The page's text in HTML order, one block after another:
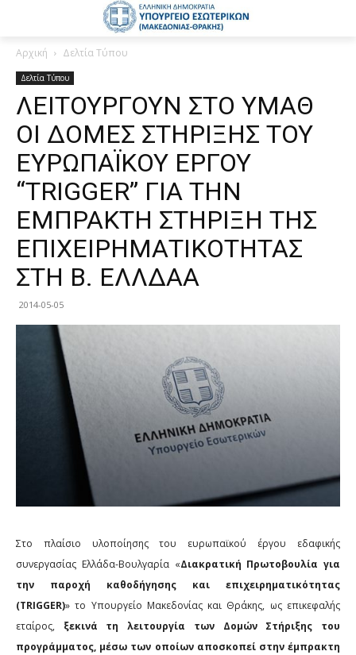
Αρχική Δελτία Τύπου
Δελτία Τύπου
ΛΕΙΤΟΥΡΓΟΥΝ ΣΤΟ ΥΜΑΘ
ΟΙ ΔΟΜΕΣ ΣΤΗΡΙΞΗΣ ΤΟΥ
ΕΥΡΩΠΑΪΚΟΥ ΕΡΓΟΥ
“TRIGGER” ΓΙΑ ΤΗΝ
ΕΜΠΡΑΚΤΗ ΣΤΗΡΙΞΗ ΤΗΣ
ΕΠΙΧΕΙΡΗΜΑΤΙΚΟΤΗΤΑΣ
ΣΤΗ Β. ΕΛΛΔΑΑ
2014-05-05
Στο πλαίσιο υλοποίησης του ευρωπαϊκού έργου εδαφικής
συνεργασίας Ελλάδα-Βουλγαρία «Διακρατική Πρωτοβουλία για
την παροχή καθοδήγησης και επιχειρηματικότητας
(TRIGGER)» το Υπουργείο Μακεδονίας και Θράκης, ως επικεφαλής
εταίρος, ξεκινά τη λειτουργία των Δομών Στήριξης του
προγράμματος, μέσω των οποίων αποσκοπεί στην έμπρακτη